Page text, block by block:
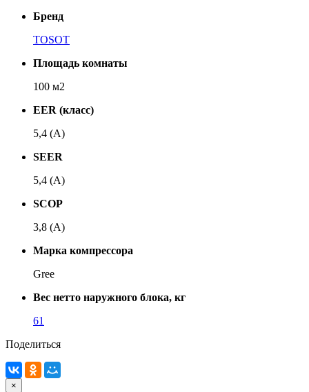
Бренд
TOSOT
Площадь комнаты
100 м2
EER (класс)
5,4 (A)
SEER
5,4 (A)
SCOP
3,8 (A)
Марка компрессора
Gree
Вес нетто наружного блока, кг
61
Поделиться
×